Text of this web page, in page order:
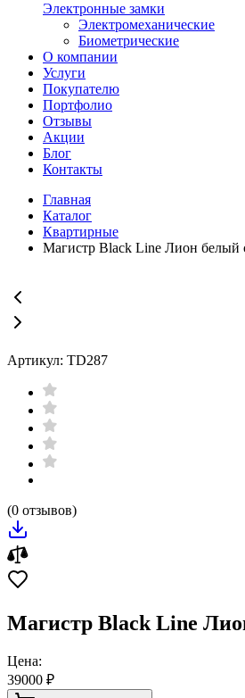
Электронные замки
Электромеханические
Биометрические
О компании
Услуги
Покупателю
Портфолио
Отзывы
Акции
Блог
Контакты
Главная
Каталог
Квартирные
Магистр Black Line Лион белый
Артикул: TD287
(0 отзывов)
Магистр Black Line
Цена:
39000 ₽